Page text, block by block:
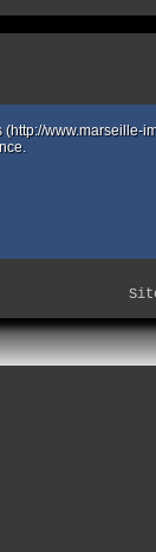
(http://www.marseille-